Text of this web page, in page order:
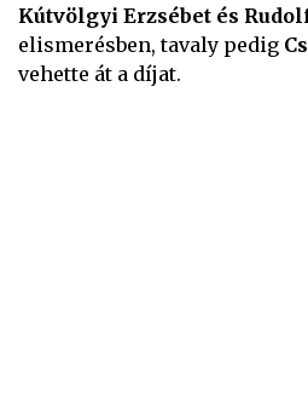
Kútvölgyi Erzsébet és
elismerésben, tavaly pedig
vehette át a díjat.